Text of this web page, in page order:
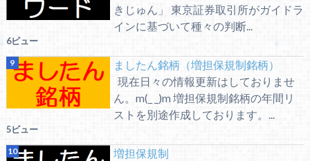
きじゅん」 東京証券取引所がガイドラ
インに基づいて種々の判断...
6ビュー
ましたん銘柄（増担保規制銘柄）
現在日々の情報更新はしておりませ
ん。m(_ _)m 増担保規制銘柄の年間リ
ストを別途作成しております。...
5ビュー
増担保規制